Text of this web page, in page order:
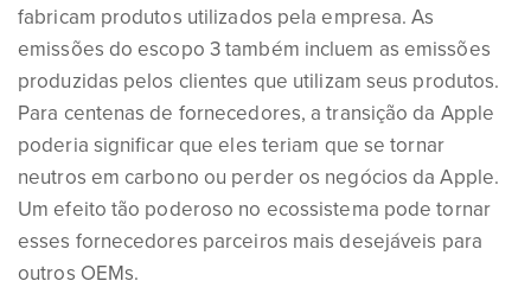
fabricam produtos utilizados pela empresa. As
emissões do escopo 3 também incluem as emissões
produzidas pelos clientes que utilizam seus produtos.
Para centenas de fornecedores, a transição da Apple
poderia significar que eles teriam que se tornar
neutros em carbono ou perder os negócios da Apple.
Um efeito tão poderoso no ecossistema pode tornar
esses fornecedores parceiros mais desejáveis para
outros OEMs.